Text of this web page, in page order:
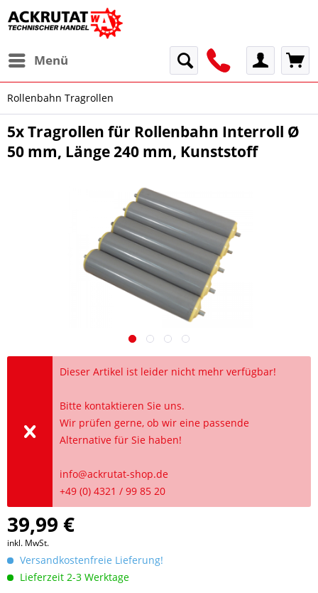
Menü
Rollenbahn Tragrollen
5x Tragrollen für Rollenbahn Interroll Ø
50 mm, Länge 240 mm, Kunststoff
Dieser Artikel ist leider nicht mehr verfügbar!
Bitte kontaktieren Sie uns.
Wir prüfen gerne, ob wir eine passende
Alternative für Sie haben!
info@ackrutat-shop.de
+49 (0) 4321 / 99 85 20
39,99 €
inkl. MwSt.
Versandkostenfreie Lieferung!
Lieferzeit 2-3 Werktage